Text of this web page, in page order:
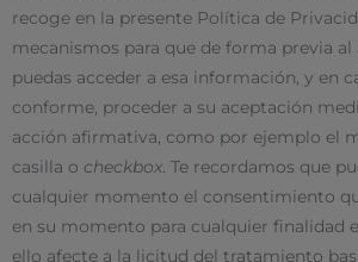
recoge en la presente Política de
mecanismos para que de forma previa al
puedas acceder a esa información, y en
conforme, proceder a su aceptación
acción afirmativa, como por ejemplo el
casilla o checkbox. Te recordamos que
cualquier momento el consentimiento
en su momento para cualquier finalidad
ello afecte a la licitud del tratamiento